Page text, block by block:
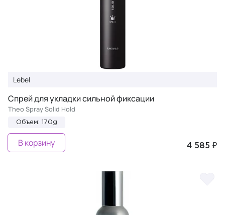
Lebel
Спрей для укладки сильной фиксации
Theo Spray Solid Hold
Объем: 170g
4 585 ₽
В корзину